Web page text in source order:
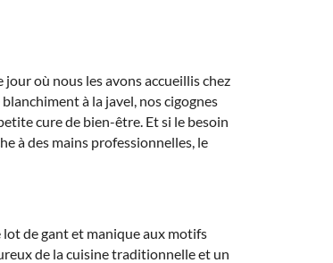
où nous les avons accueillis chez
à la javel, nos cigognes
cure de bien-être. Et si le besoin
à des mains professionnelles, le
de gant et manique aux motifs
de la cuisine traditionnelle et un